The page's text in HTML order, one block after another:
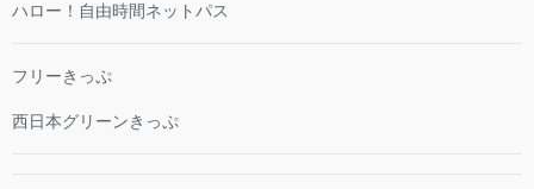
ハロー！自由時間ネットパス
フリーきっぷ
西日本グリーンきっぷ